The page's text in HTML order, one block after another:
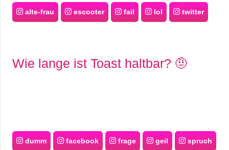
alte-frau escooter fail lol twitter
Wie lange ist Toast haltbar? 🤨
dumm facebook frage geil spruch